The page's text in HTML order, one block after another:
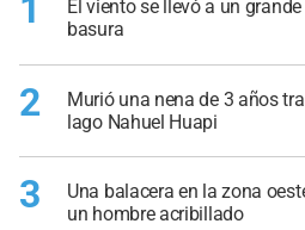
1
El viento se llevó a un
basura
2
Murió una nena de 3 años
lago Nahuel Huapi
3
Una balacera en la zona
un hombre acribillado